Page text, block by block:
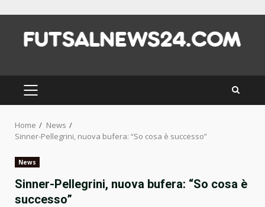
content
PRIMARY
MENU
Home
News
Sinner-Pellegrini, nuova bufera: “So cosa è successo”
News
Sinner-Pellegrini, nuova bufera: “So cosa è
successo”